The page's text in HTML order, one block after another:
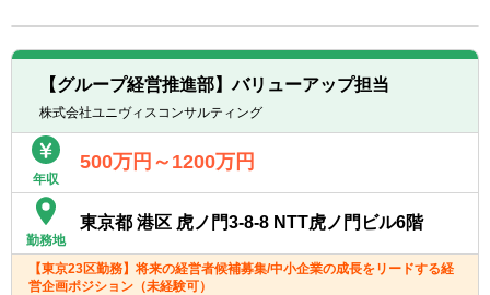
転職お役立ち情報
サービス紹介
【グループ経営推進部】バリューアップ担当
株式会社ユニヴィスコンサルティング
年収
500万円～1200万円
勤務地
東京都 港区 虎ノ門3-8-8 NTT虎ノ門ビル6階
【東京23区勤務】将来の経営者候補募集/中小企業の成長をリードする経
営企画ポジション（未経験可）